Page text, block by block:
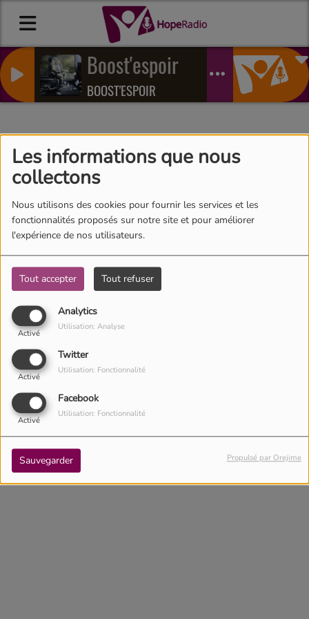
Les informations que nous
collectons
Nous utilisons des cookies pour fournir les services et les
fonctionnalités proposés sur notre site et pour améliorer
l'expérience de nos utilisateurs.
Tout accepter Tout refuser
Analytics
Activé
Utilisation: Analyse
Twitter
Activé
Utilisation: Fonctionnalité
Facebook
Activé
Utilisation: Fonctionnalité
Sauvegarder Propulsé par Orejime
Boost'espoir
BOOST'ESPOIR
Se connecter
Créer un compte
Email
(L’email est obligatoire )
Mot de passe
(Le mot de passe est obligatoire)
Se connecter